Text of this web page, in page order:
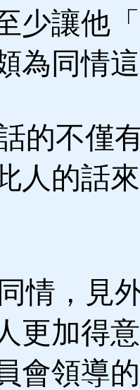
少讓他
為同情
的不僅
人的話
情，見
更加得
會領導